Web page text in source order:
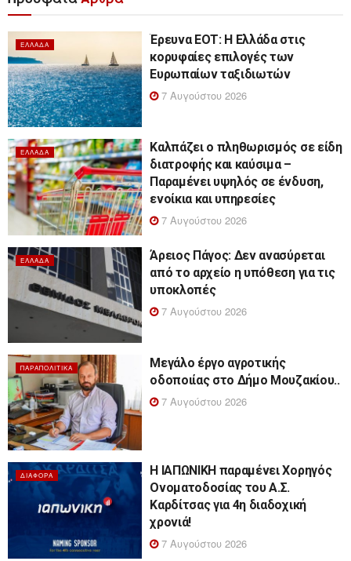
ΕΛΛΆΔΑ
Έρευνα ΕΟΤ: Η Ελλάδα στις
κορυφαίες επιλογές των
Ευρωπαίων ταξιδιωτών
7 Αυγούστου 2026
ΕΛΛΆΔΑ
Καλπάζει ο πληθωρισμός σε είδη
διατροφής και καύσιμα –
Παραμένει υψηλός σε ένδυση,
ενοίκια και υπηρεσίες
7 Αυγούστου 2026
ΕΛΛΆΔΑ
Άρειος Πάγος: Δεν ανασύρεται
από το αρχείο η υπόθεση για τις
υποκλοπές
7 Αυγούστου 2026
ΠΑΡΑΠΟΛΙΤΙΚΆ
Μεγάλο έργο αγροτικής
οδοποιίας στο Δήμο Μουζακίου..
7 Αυγούστου 2026
ΔΙΆΦΟΡΑ
Η ΙΑΠΩΝΙΚΗ παραμένει Χορηγός
Ονοματοδοσίας του Α.Σ.
Καρδίτσας για 4η διαδοχική
χρονιά!
7 Αυγούστου 2026